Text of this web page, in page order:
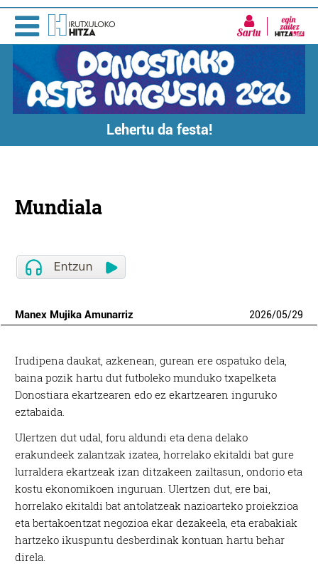
Sartu
Lehertu da festa!
Mundiala
Manex Mujika Amunarriz 2026/05/29
Irudipena daukat, azkenean, gurean ere ospatuko dela,
baina pozik hartu dut futboleko munduko txapelketa
Donostiara ekartzearen edo ez ekartzearen inguruko
eztabaida.
Ulertzen dut udal, foru aldundi eta dena delako
erakundeek zalantzak izatea, horrelako ekitaldi bat gure
lurraldera ekartzeak izan ditzakeen zailtasun, ondorio eta
kostu ekonomikoen inguruan. Ulertzen dut, ere bai,
horrelako ekitaldi bat antolatzeak nazioarteko proiekzioa
eta bertakoentzat negozioa ekar dezakeela, eta erabakiak
hartzeko ikuspuntu desberdinak kontuan hartu behar
direla.